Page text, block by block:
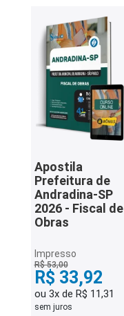
Apostila
Prefeitura de
Andradina-SP
2026 - Fiscal de
Obras
Impresso
R$ 53,00
R$ 33,92
ou 3x de R$ 11,31
sem juros